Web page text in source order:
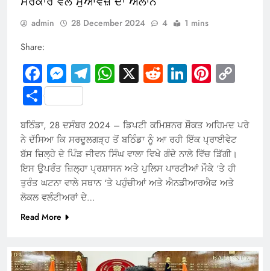
admin 28 December 2024 4 1 mins
Share:
Facebook
Messenger
Telegram
WhatsApp
X RedditLinkedIn
Share
ਬਠਿੰਡਾ, 28 ਦਸੰਬਰ 2024 – ਡਿਪਟੀ ਕਮਿਸ਼ਨਰ ਸ਼ੌਕਤ ਅਹਿਮਦ ਪਰੇ
ਨੇ ਦੱਸਿਆ ਕਿ ਸਰਦੂਲਗੜ੍ਹ ਤੋਂ ਬਠਿੰਡਾ ਨੂੰ ਆ ਰਹੀ ਇੱਕ ਪ੍ਰਾਈਵੇਟ
ਬੱਸ ਜ਼ਿਲ੍ਹੇ ਦੇ ਪਿੰਡ ਜੀਵਨ ਸਿੰਘ ਵਾਲਾ ਵਿਖੇ ਗੰਦੇ ਨਾਲੇ ਵਿੱਚ ਡਿੱਗੀ।
ਇਸ ਉਪਰੰਤ ਜ਼ਿਲ੍ਹਾ ਪ੍ਰਸ਼ਾਸਨ ਅਤੇ ਪੁਲਿਸ ਪਾਰਟੀਆਂ ਮੌਕੇ ‘ਤੇ ਹੀ
ਤੁਰੰਤ ਘਟਨਾ ਵਾਲੇ ਸਥਾਨ ‘ਤੇ ਪਹੁੰਚੀਆਂ ਅਤੇ ਐਨਡੀਆਰਐਫ ਅਤੇ
ਲੋਕਲ ਵਲੰਟੀਅਰਾਂ ਦੇ…
Read More